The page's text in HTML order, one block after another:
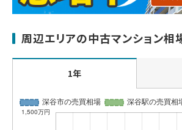
周辺エリアの中古マンション相
1年